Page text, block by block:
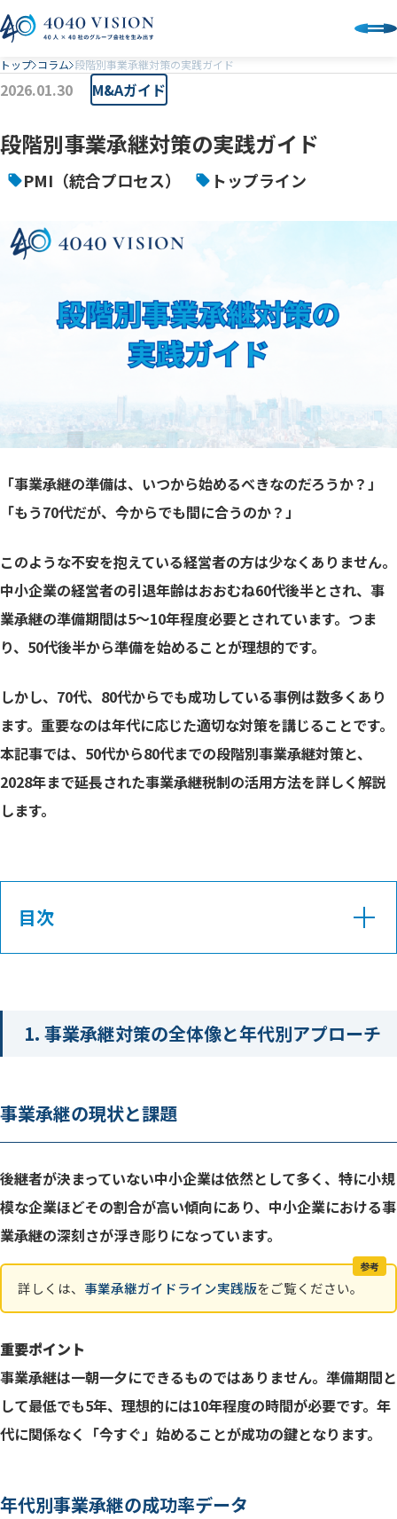
トップ コラム 段階別事業承継対策の実践ガイド
2026.01.30 M&Aガイド
段階別事業承継対策の実践ガイド
PMI（統合プロセス） トップライン
「事業承継の準備は、いつから始めるべきなのだろうか？」
「もう70代だが、今からでも間に合うのか？」
このような不安を抱えている経営者の方は少なくありません。
中小企業の経営者の引退年齢はおおむね60代後半とされ、事
業承継の準備期間は5～10年程度必要とされています。つま
り、50代後半から準備を始めることが理想的です。
しかし、70代、80代からでも成功している事例は数多くあり
ます。重要なのは年代に応じた適切な対策を講じることです。
本記事では、50代から80代までの段階別事業承継対策と、
2028年まで延長された事業承継税制の活用方法を詳しく解説
します。
目次
段階別対策の基本方針
50代で始める事業承継の優位性
60代前半の事業承継における重要性
事業承継計画策定の具体的手順
経営力向上計画の活用
60代後半の承継準備の特徴
事業承継税制の本格活用
段階的株式移転の実行
1. 事業承継対策の全体像と年代別アプローチ
事業承継の現状と課題
後継者が決まっていない中小企業は依然として多く、特に小規
模な企業ほどその割合が高い傾向にあり、中小企業における事
業承継の深刻さが浮き彫りになっています。
参考
詳しくは、 事業承継ガイドライン実践版をご覧ください。
重要ポイント
事業承継は一朝一夕にできるものではありません。準備期間と
して最低でも5年、理想的には10年程度の時間が必要です。年
代に関係なく「今すぐ」始めることが成功の鍵となります。
年代別事業承継の成功率データ